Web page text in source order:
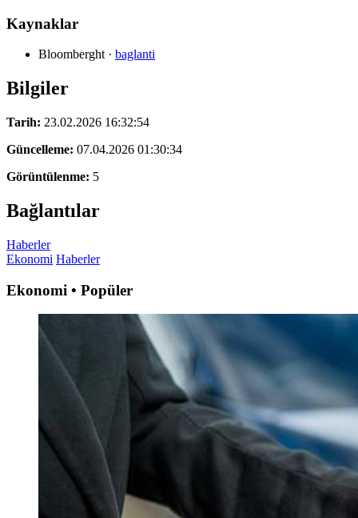
Kaynaklar
Bloomberght · baglanti
Bilgiler
Tarih: 23.02.2026 16:32:54
Güncelleme: 07.04.2026 01:30:34
Görüntülenme: 5
Bağlantılar
Haberler
Ekonomi Haberler
Ekonomi • Popüler